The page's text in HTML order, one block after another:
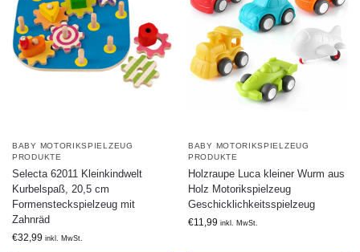
BABY MOTORIKSPIELZEUG
PRODUKTE
Selecta 62011 Kleinkindwelt
Kurbelspaß, 20,5 cm
Formensteckspielzeug mit
Zahnräd
€32,99 inkl. MwSt.
BABY MOTORIKSPIELZEUG
PRODUKTE
Holzraupe Luca kleiner Wurm aus
Holz Motorikspielzeug
Geschicklichkeitsspielzeug
€11,99 inkl. MwSt.